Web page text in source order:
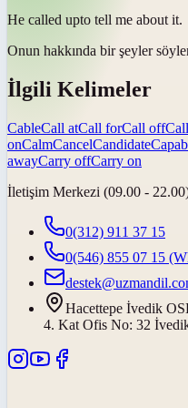
He called upto tell me about it.
Onun hakkında bir şeyler
İlgili Kelimeler
CableCall atCall forCall offCall
onCalmCancelCandidate
awayCarry offCarry on
İletişim Merkezi (09.00 -
0(312) 911 37 15
0(546) 855 07 15
Hacettepe İvedik
4. Kat Ofis No: 32